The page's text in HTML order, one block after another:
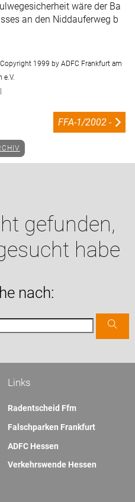
wäre der Ba
an den Niddauferweg b
1999 by ADFC Frankfurt am
e.V.
FFA-1/2002 -
gefunden,
habe
nach:
Links
Radentscheid Ffm
Falschparken Frankfurt
ADFC Hessen
Verkehrswende Hessen